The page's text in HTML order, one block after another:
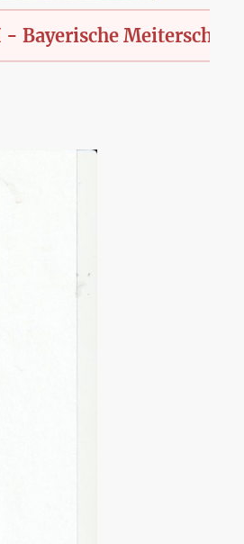
Meiterschaft des